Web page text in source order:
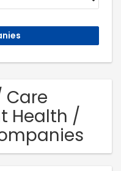
Care
Health /